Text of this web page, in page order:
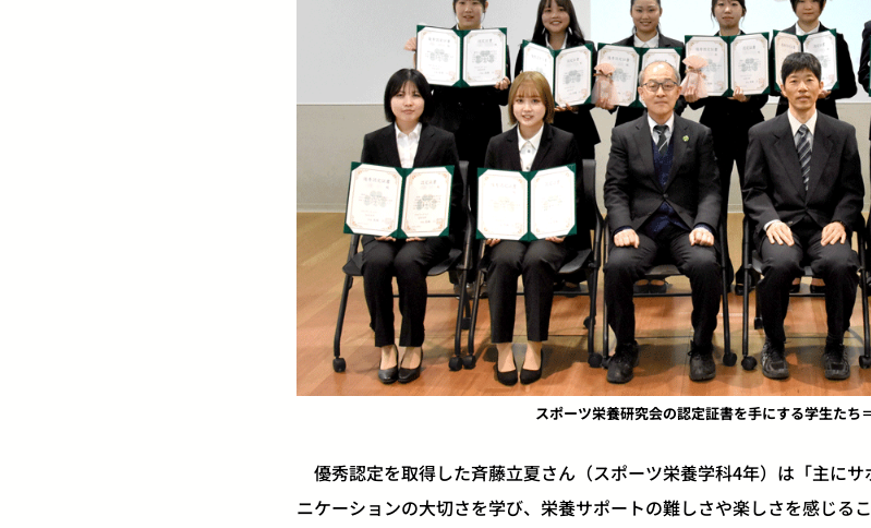
スポーツ栄養研究会の認定証書を手にする学生たち
優秀認定を取得した斉藤立夏さん（スポーツ栄養学科4年）は「主に
ニケーションの大切さを学び、栄養サポートの難しさや楽しさを感じる